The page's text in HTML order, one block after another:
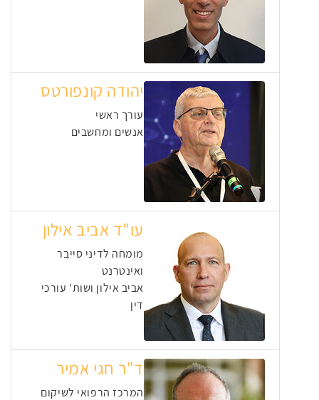
יהודה קונפורטס
עורך ראשי
אנשים ומחשבים
עו"ד אביב אילון
מומחה לדיני סייבר
ואינטרנט
אביב אילון ושות' עורכי
דין
ד"ר חגי אמיר
המרכז הרפואי לשיקום